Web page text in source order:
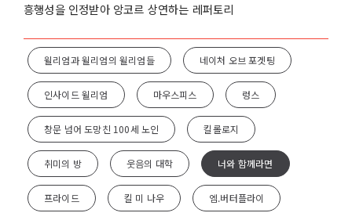
흥행성을 인정받아 앙코르 상연하는 레퍼토리
윌리엄과 윌리엄의 윌리엄들 네이처 오브 포겟팅
인사이드 윌리엄 마우스피스 렁스
창문 넘어 도망친 100세 노인 킬롤로지
취미의 방 웃음의 대학 너와 함께라면
프라이드 킬 미 나우 엠.버터플라이